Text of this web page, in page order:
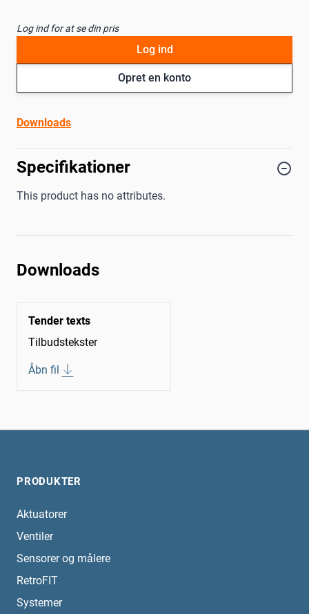
Log ind for at se din pris
Opret en konto
Log ind
Downloads
Specifikationer
This product has no attributes.
Downloads
Tender texts
Tilbudstekster
Åbn fil
PRODUKTER
Aktuatorer
Ventiler
Sensorer og målere
RetroFIT
Systemer